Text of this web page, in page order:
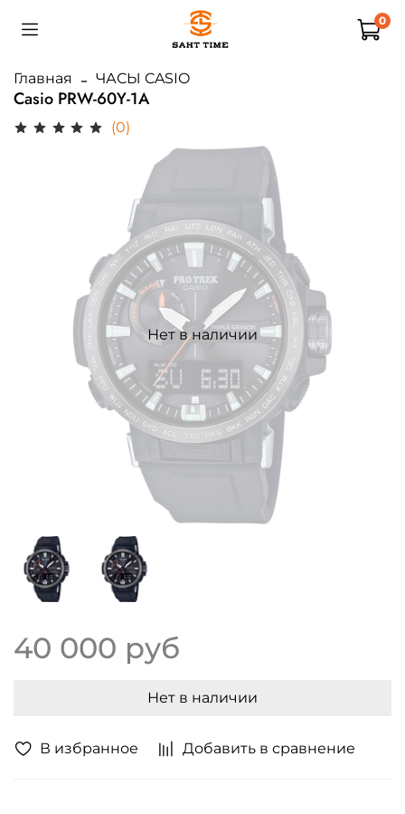
0
Главная ЧАСЫ CASIO
Casio PRW-60Y-1A
(0)
В избранное Добавить в сравнение
Нет в наличии
40 000 руб
Нет в наличии